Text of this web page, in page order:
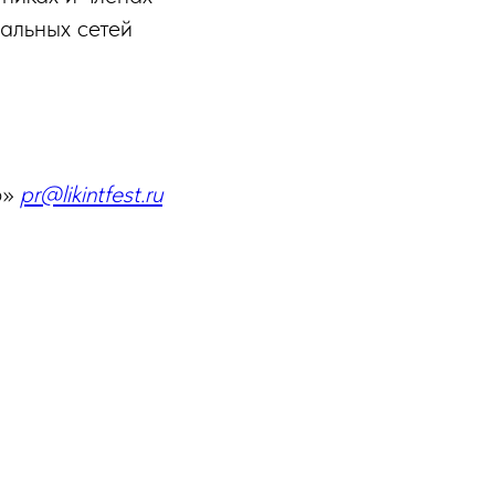
сетей
pr@likintfest.ru